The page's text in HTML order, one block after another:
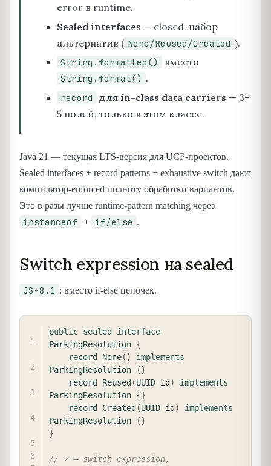
error в runtime.
Sealed interfaces — closed-набор
альтернатив ( None/Reused/Created ).
String.formatted() вместо
String.format() .
record для in-class data carriers — 3-
5 полей, только в этом классе.
Java 21 — текущая LTS-версия для UCP-проектов.
Sealed interfaces + record patterns + exhaustive switch дают
компилятор-enforced полноту обработки вариантов.
Это в разы лучше runtime-pattern matching через
instanceof + if/else .
Switch expression на sealed
JS-8.1 : вместо if-else цепочек.
public sealed
interface
ParkingResolution {
record
None( )
implements
ParkingResolution {}
record
Reused (UUID id )
implements
ParkingResolution {}
record
Created (UUID id )
implements
ParkingResolution {}
}
// ✓ — switch expression,